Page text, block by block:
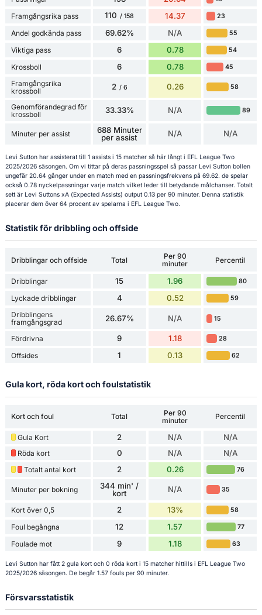
Framgångsrika pass 110 / 158 14.37 23
Andel godkända pass 69.62% N/A 55
Viktiga pass 6 0.78 54
Krossboll 6 0.78 45
Framgångsrika
krossboll
2 / 6 0.26 58
Genomförandegrad för
krossboll
33.33% N/A 89
Minuter per assist
688 Minuter
per assist
N/A N/A
Levi Sutton har assisterat till 1 assists i 15 matcher så här långt i EFL League Two
2025/2026 säsongen. Om vi tittar på deras passningsspel så passar Levi Sutton bollen
ungefär 20.64 gånger under en match med en passningsfrekvens på 69.62. de spelar
också 0.78 nyckelpassningar varje match vilket leder till betydande målchanser. Totalt
sett är Levi Suttons xA (Expected Assists) output 0.13 per 90 minuter. Denna statistik
placerar dem över 64 procent av spelarna i EFL League Two.
Statistik för dribbling och offside
Dribblingar och offside Total
Per 90
minuter
Percentil
Dribblingar 15 1.96 80
Lyckade dribblingar 4 0.52 59
Dribblingens
framgångsgrad
26.67% N/A 15
Fördrivna 9 1.18 28
Offsides 1 0.13 62
Gula kort, röda kort och foulstatistik
Kort och foul Total
Per 90
minuter
Percentil
Gula Kort 2 N/A N/A
Röda kort 0 N/A N/A
Totalt antal kort 2 0.26 76
Minuter per bokning
344 min' /
kort
N/A 35
Kort över 0,5 2 13% 58
Foul begångna 12 1.57 77
Foulade mot 9 1.18 63
Levi Sutton har fått 2 gula kort och 0 röda kort i 15 matcher hittills i EFL League Two
2025/2026 säsongen. De begår 1.57 fouls per 90 minuter.
Försvarsstatistik